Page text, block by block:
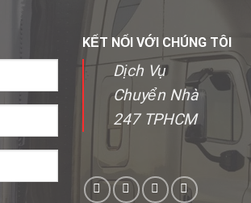
KẾT NỐI VỚI CHÚNG TÔI
Dịch Vụ
Chuyển Nhà
247 TPHCM